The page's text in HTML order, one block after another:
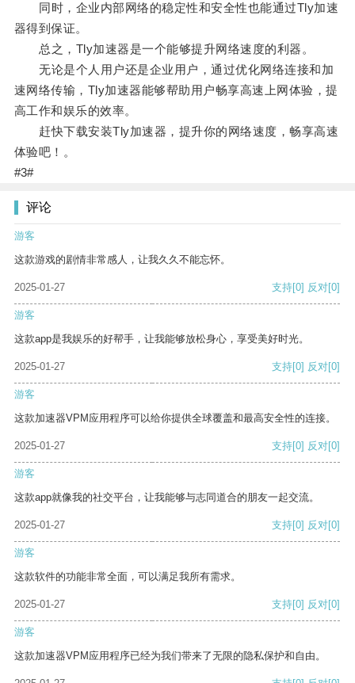
同时，企业内部网络的稳定性和安全性也能通过Tly加速
器得到保证。
总之，Tly加速器是一个能够提升网络速度的利器。
无论是个人用户还是企业用户，通过优化网络连接和加
速网络传输，Tly加速器能够帮助用户畅享高速上网体验，提
高工作和娱乐的效率。
赶快下载安装Tly加速器，提升你的网络速度，畅享高速
体验吧！。
#3#
评论
游客
这款游戏的剧情非常感人，让我久久不能忘怀。
2025-01-27 支持[0] 反对[0]
游客
这款app是我娱乐的好帮手，让我能够放松身心，享受美好时光。
2025-01-27 支持[0] 反对[0]
游客
这款加速器VPM应用程序可以给你提供全球覆盖和最高安全性的连接。
2025-01-27 支持[0] 反对[0]
游客
这款app就像我的社交平台，让我能够与志同道合的朋友一起交流。
2025-01-27 支持[0] 反对[0]
游客
这款软件的功能非常全面，可以满足我所有需求。
2025-01-27 支持[0] 反对[0]
游客
这款加速器VPM应用程序已经为我们带来了无限的隐私保护和自由。